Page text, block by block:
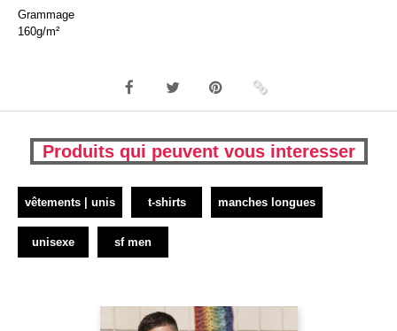
Grammage
160g/m²
Produits qui peuvent vous interesser
vêtements | unis t-shirts manches longues
unisexe sf men